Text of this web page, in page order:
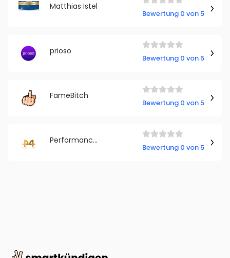
Matthias Istel
Bewertung 0 von 5
prioso
Bewertung 0 von 5
FameBitch
Bewertung 0 von 5
Performance4Media Marketing Dennis A. Hartmann
Bewertung 0 von 5